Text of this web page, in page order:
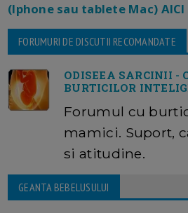
(Iphone sau tablete Mac) AICI
FORUMURI DE DISCUTII RECOMANDATE
ODISEEA SARCINII -
BURTICILOR
Forumul cu
mamici. Suport,
si atitudine.
GEANTA BEBELUSULUI